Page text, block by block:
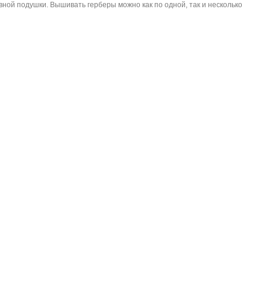
подушки. Вышивать герберы можно как по одной, так и несколько